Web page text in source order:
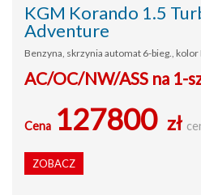
KGM Korando 1.5
Adventure
Benzyna, skrzynia automat 6-bieg.,
AC/OC/NW/ASS na 1-
Cena 127800 zł
ZOBACZ